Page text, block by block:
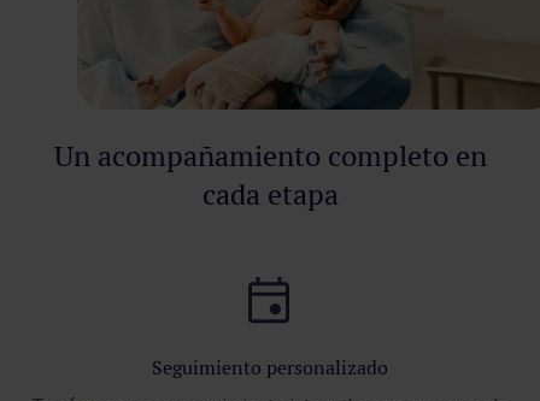
Un acompañamiento completo en
cada etapa
Seguimiento personalizado